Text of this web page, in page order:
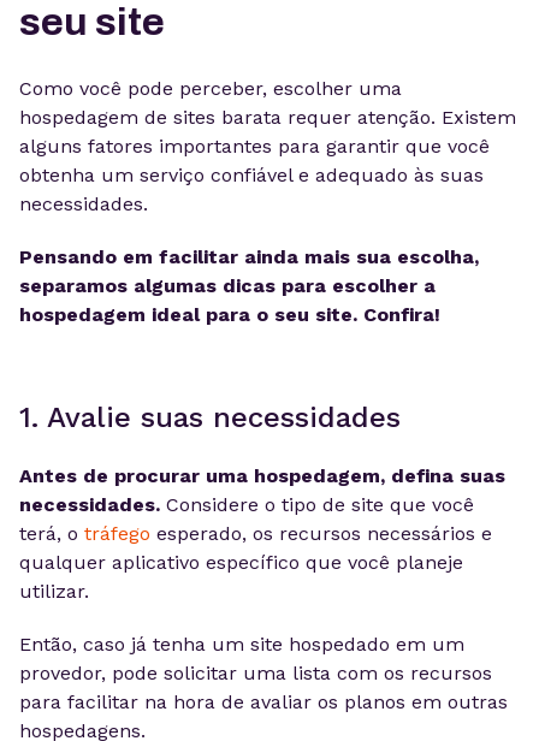
seu site
Como você pode perceber, escolher uma
hospedagem de sites barata requer atenção. Existem
alguns fatores importantes para garantir que você
obtenha um serviço confiável e adequado às suas
necessidades.
Pensando em facilitar ainda mais sua escolha,
separamos algumas dicas para escolher a
hospedagem ideal para o seu site. Confira!
1. Avalie suas necessidades
Antes de procurar uma hospedagem, defina suas
necessidades. Considere o tipo de site que você
terá, o tráfego esperado, os recursos necessários e
qualquer aplicativo específico que você planeje
utilizar.
Então, caso já tenha um site hospedado em um
provedor, pode solicitar uma lista com os recursos
para facilitar na hora de avaliar os planos em outras
hospedagens.